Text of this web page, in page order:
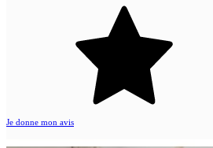
Je donne mon avis